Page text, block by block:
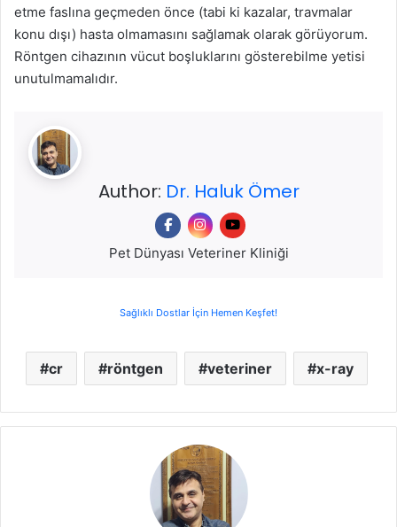
etme faslına geçmeden önce (tabi ki kazalar, travmalar
konu dışı) hasta olmamasını sağlamak olarak görüyorum.
Röntgen cihazının vücut boşluklarını gösterebilme yetisi
unutulmamalıdır.
Author: Dr. Haluk Ömer
Pet Dünyası Veteriner Kliniği
Sağlıklı Dostlar İçin Hemen Keşfet!
cr röntgen veteriner x-ray